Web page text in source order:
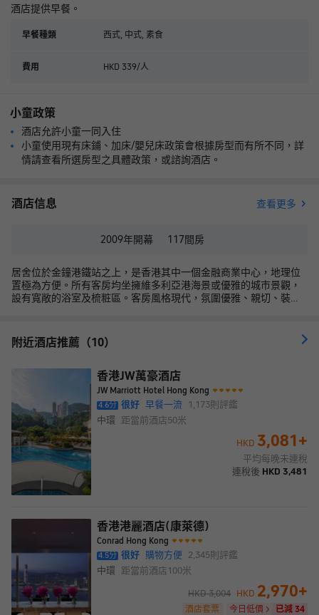
酒店提供早餐。
早餐種類 西式, 中式, 素食
費用 HKD 339/人
小童政策
酒店允許小童一同入住
小童使用現有床鋪、加床/嬰兒床政策會根據房型而有所不同，詳
情請查看所選房型之具體政策，或諮詢酒店。
酒店信息 查看更多
2009年開幕 117間房
居舍位於金鐘港鐵站之上，是香港其中一個金融商業中心，地理位
置極為方便。所有客房均坐擁維多利亞港海景或優雅的城市景觀，
設有寬敞的浴室及梳粧區。客房風格現代，氛圍優雅、親切、裝修
樂及電子遊戲。客房內設有雙重衡温酒櫃，可使用無線及有線高速
互聯網，並享用房內酒吧、濃縮咖啡機等，還備有多款茗茶及花茶
賓客可於酒店的室外草坪空間舒展身心或舉行私人活動，體驗一段
綠色、悠然的美好時光。Salisterra坐擁維多利亞港海景，靈感源自
地中海的豐沛色彩和萬千風味，洋溢温暖的人文氣息，猶如昇華的
法式小餐館。
附近酒店推薦（10）
香港JW萬豪酒店
JW Marriott Hotel Hong Kong
4.6分 很好 早餐一流 1,173則評鑑
中環
距當前酒店50米
HKD 3,081+
平均每晚未連稅
連稅後 HKD 3,481
香港港麗酒店(康萊德)
Conrad Hong Kong
4.5分 很好 購物方便 2,345則評鑑
中環
距當前酒店 100米
HKD3,004 HKD 2,970+
今日低價 已減 34
酒店套票